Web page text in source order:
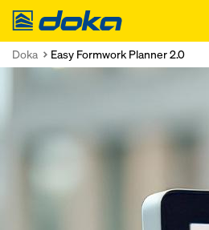
Doka
Doka Easy Formwork Planner 2.0